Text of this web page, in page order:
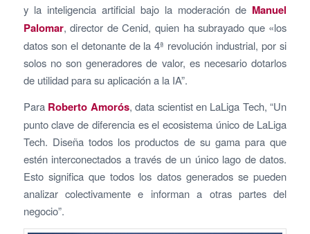
y la inteligencia artificial bajo la moderación de Manuel
Palomar, director de Cenid, quien ha subrayado que «los
datos son el detonante de la 4ª revolución industrial, por si
solos no son generadores de valor, es necesario dotarlos
de utilidad para su aplicación a la IA”.
Para Roberto Amorós, data scientist en LaLiga Tech, “Un
punto clave de diferencia es el ecosistema único de LaLiga
Tech. Diseña todos los productos de su gama para que
estén interconectados a través de un único lago de datos.
Esto significa que todos los datos generados se pueden
analizar colectivamente e informan a otras partes del
negocio”.